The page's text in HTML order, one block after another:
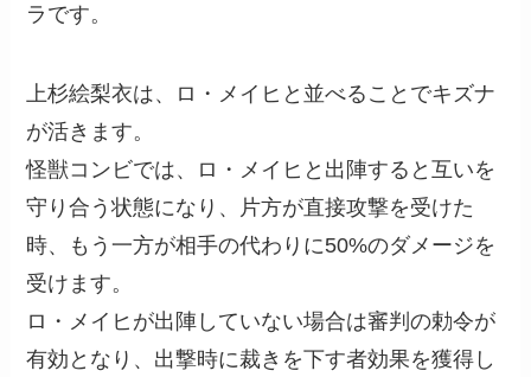
ラです。
上杉絵梨衣は、ロ・メイヒと並べることでキズナ
が活きます。
怪獣コンビでは、ロ・メイヒと出陣すると互いを
守り合う状態になり、片方が直接攻撃を受けた
時、もう一方が相手の代わりに50%のダメージを
受けます。
ロ・メイヒが出陣していない場合は審判の勅令が
有効となり、出撃時に裁きを下す者効果を獲得し